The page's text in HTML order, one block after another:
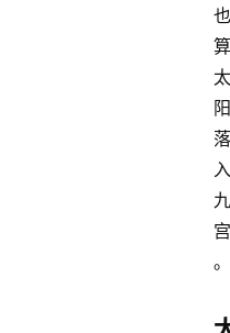
也
算
太
阳
落
入
九
宫
。